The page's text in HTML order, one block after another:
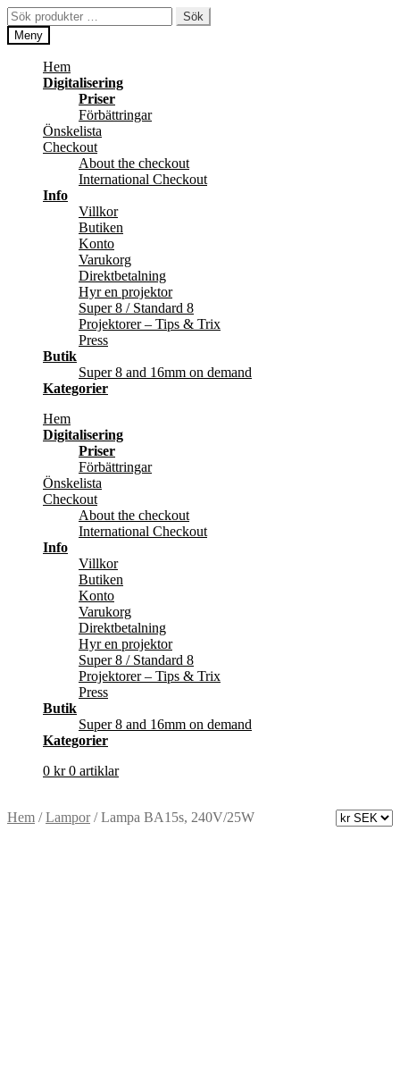
Hoppa
till
navigering
Hoppa
till
innehåll
Sök
efter:
Sök
Meny
Hem
Digitalisering
Priser
Förbättringar
Önskelista
Checkout
About the checkout
International Checkout
Info
Villkor
Butiken
Konto
Varukorg
Direktbetalning
Hyr en projektor
Super 8 / Standard 8
Projektorer – Tips & Trix
Press
Butik
Super 8 and 16mm on demand
Kategorier
Hem
Digitalisering
Priser
Förbättringar
Önskelista
Checkout
About the checkout
International Checkout
Info
Villkor
Butiken
Konto
Varukorg
Direktbetalning
Hyr en projektor
Super 8 / Standard 8
Projektorer – Tips & Trix
Press
Butik
Super 8 and 16mm on demand
Kategorier
0 kr 0 artiklar
Hem /Lampor/Lampa BA15s, 240V/25W